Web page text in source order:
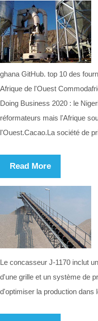
ghana GitHub. top 10 des
Afrique de l'Ouest
Doing Business 2020 : le
réformateurs mais l'Afrique
l'Ouest.Cacao.La société de
Read More
Le concasseur J-1170 inclut
d'une grille et un système de
d'optimiser la production dans